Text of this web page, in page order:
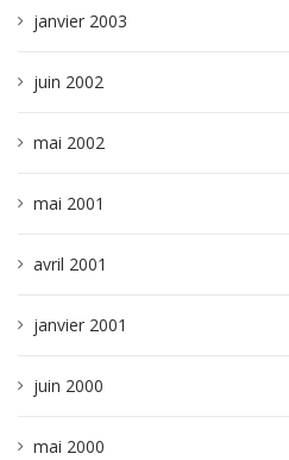
janvier 2003
juin 2002
mai 2002
mai 2001
avril 2001
janvier 2001
juin 2000
mai 2000